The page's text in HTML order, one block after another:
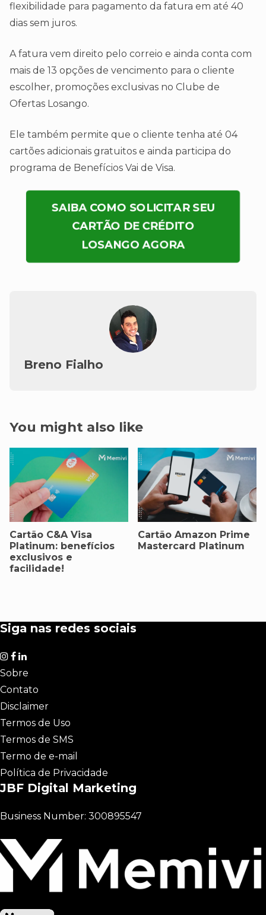
flexibilidade para pagamento da fatura em até 40
dias sem juros.
A fatura vem direito pelo correio e ainda conta com
mais de 13 opções de vencimento para o cliente
escolher, promoções exclusivas no Clube de
Ofertas Losango.
Ele também permite que o cliente tenha até 04
cartões adicionais gratuitos e ainda participa do
programa de Benefícios Vai de Visa.
SAIBA COMO SOLICITAR SEU
CARTÃO DE CRÉDITO
LOSANGO AGORA
Breno Fialho
You might also like
Cartão C&A Visa
Platinum: benefícios
exclusivos e
facilidade!
Cartão Amazon Prime
Mastercard Platinum
Siga nas redes sociais
Sobre
Contato
Disclaimer
Termos de Uso
Termos de SMS
Termo de e-mail
Política de Privacidade
JBF Digital Marketing
Business Number: 300895547